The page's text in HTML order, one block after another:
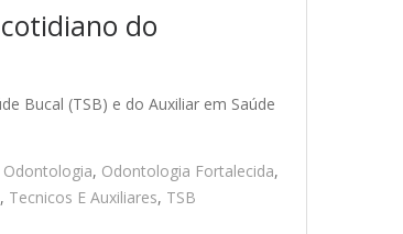
do
Bucal (TSB) e do Auxiliar em Saúde
Odontologia, Odontologia Fortalecida,
, Tecnicos E Auxiliares, TSB